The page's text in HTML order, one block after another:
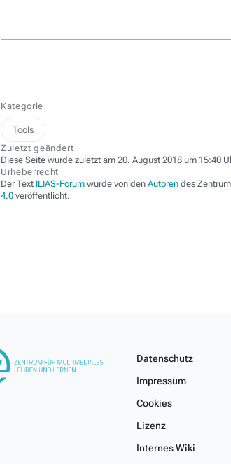
Kategorie
Tools
Zuletzt geändert
Diese Seite wurde zuletzt am 20. August 2018 um 15:40
Urheberrecht
Der Text ILIAS-Forum wurde von den Autoren des
4.0 veröffentlicht.
Datenschutz
Impressum
Cookies
Lizenz
Internes Wiki